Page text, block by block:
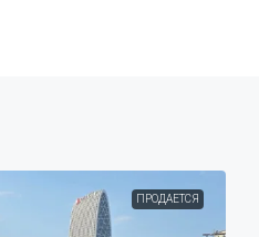
ПРОДАЕТСЯ